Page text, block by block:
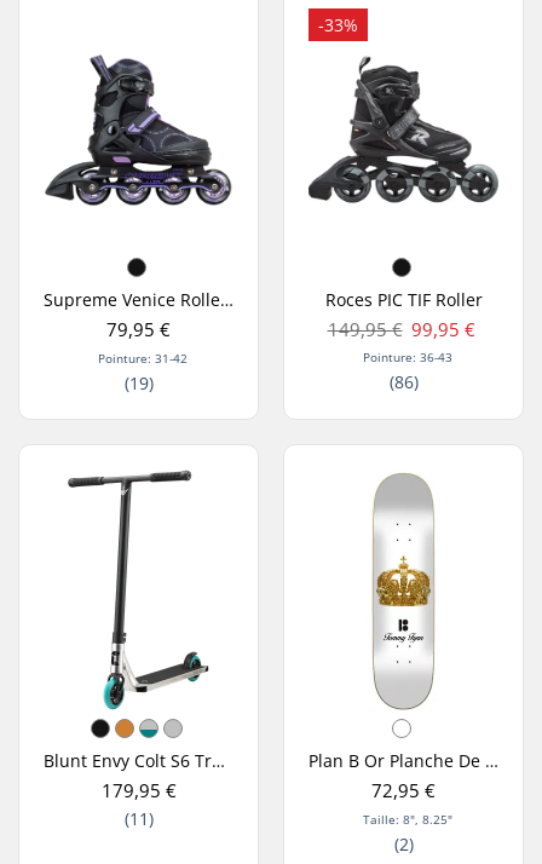
Supreme Venice Roller Fille
79,95 €
Pointure: 31-42
(19)
-33%
Roces PIC TIF Roller
149,95 € 99,95 €
Pointure: 36-43
(86)
Blunt Envy Colt S6 Trottinette Freestyle
179,95 €
(11)
Plan B Or Planche De Skate
72,95 €
Taille: 8", 8.25"
(2)